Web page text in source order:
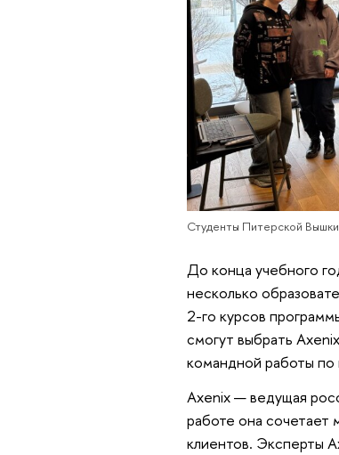
Студенты Питерской
До конца учебного
несколько
2-го курсов
смогут выбрать
командной работы по
Axenix — ведущая
работе она
клиентов. Эксперты